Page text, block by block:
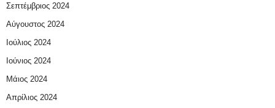
Σεπτέμβριος 2024
Αύγουστος 2024
Ιούλιος 2024
Ιούνιος 2024
Μάιος 2024
Απρίλιος 2024